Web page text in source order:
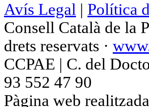
Avís Legal | Política
Consell Català de la
drets reservats ·
CCPAE | C. del
93 552 47 90
Pàgina web